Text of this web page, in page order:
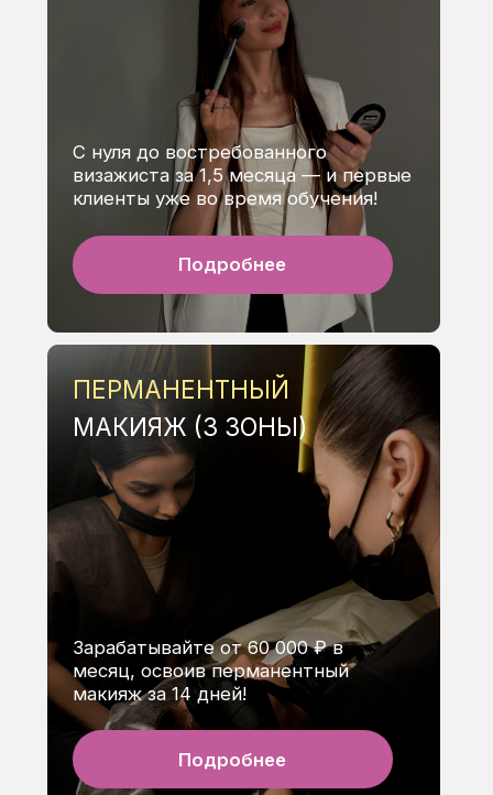
Зарабатывайте от 60 000 ₽ в
месяц, освоив перманентный
макияж за 14 дней!
Подробнее
ТАРГЕТИРОВАННАЯ
РЕКЛАМА С НУЛЯ
Привлекайте клиентов
самостоятельно без сливания
бюджета на таргетологов.
Подробнее
КУРС«МАНИКЮР И
ПЕДИКЮР»